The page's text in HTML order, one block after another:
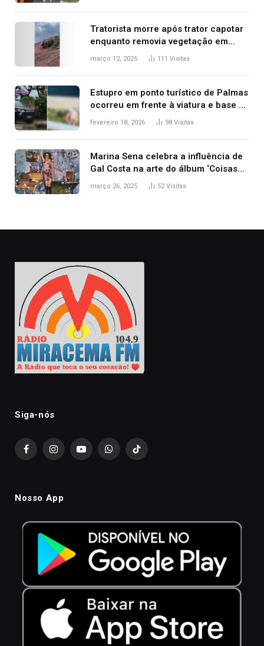
Tratorista morre após trator capotar
enquanto removia vegetação em
ribanceira de rodovia
março 12, 2025 111 Visitas
Estupro em ponto turístico de Palmas
ocorreu em frente à viatura e base de
segurança; polícia investiga
fevereiro 18, 2026 98 Visitas
Marina Sena celebra a influência de
Gal Costa na arte do álbum ‘Coisas
naturais’
março 26, 2025 52Visitas
Siga-nós
FacebookInstagramYouTubeWhatsAppTikTok
Nosso App